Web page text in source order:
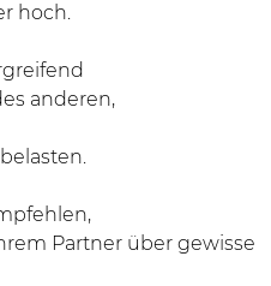
hoch.
anderen,
Partner über gewisse